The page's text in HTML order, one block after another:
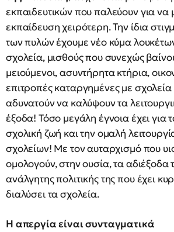
εκπαιδευτικών που παλεύουν για να
εκπαίδευση χειρότερη. Την ίδια
των πυλών έχουμε νέο κύμα
σχολεία, μισθούς που συνεχώς
μειούμενοι, ασυντήρητα κτήρια,
επιτροπές καταργημένες με
αδυνατούν να καλύψουν τα
έξοδα! Τόσο μεγάλη έγνοια έχει για
σχολική ζωή και την ομαλή
σχολείων! Με τον αυταρχισμό που
ομολογούν, στην ουσία, τα αδιέξοδα
ανάλγητης πολιτικής της που έχει
διαλύσει τα σχολεία.
Η απεργία είναι συνταγματικά